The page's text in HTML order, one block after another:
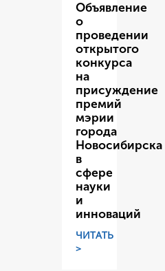
Объявление
о
проведении
открытого
конкурса
на
присуждение
премий
мэрии
города
Новосибирска
в
сфере
науки
и
инноваций
ЧИТАТЬ
>